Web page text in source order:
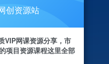
剪辑 小红书
创资源站
VIP网课资源分享，市
项目资源课程这里全部